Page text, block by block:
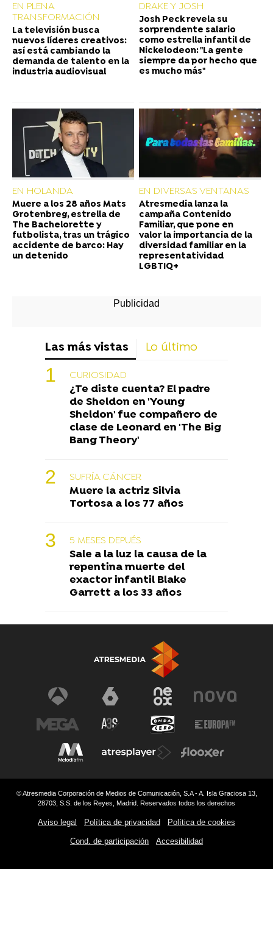
EN PLENA
TRANSFORMACIÓN
La televisión busca
nuevos líderes creativos:
así está cambiando la
demanda de talento en la
industria audiovisual
DRAKE Y JOSH
Josh Peck revela su
sorprendente salario
como estrella infantil de
Nickelodeon: "La gente
siempre da por hecho que
es mucho más"
EN HOLANDA
Muere a los 28 años Mats
Grotenbreg, estrella de
The Bachelorette y
futbolista, tras un trágico
accidente de barco: Hay
un detenido
EN DIVERSAS VENTANAS
Atresmedia lanza la
campaña Contenido
Familiar, que pone en
valor la importancia de la
diversidad familiar en la
representatividad
LGBTIQ+
Las más vistas Lo último
CURIOSIDAD
¿Te diste cuenta? El padre
de Sheldon en 'Young
Sheldon' fue compañero de
clase de Leonard en 'The Big
Bang Theory'
SUFRÍA CÁNCER
Muere la actriz Silvia
Tortosa a los 77 años
5 MESES DEPUÉS
Sale a la luz la causa de la
repentina muerte del
exactor infantil Blake
Garrett a los 33 años
© Atresmedia Corporación de Medios de Comunicación, S.A - A. Isla Graciosa 13,
28703, S.S. de los Reyes, Madrid. Reservados todos los derechos
Aviso legal Política de privacidad Política de cookies
Cond. de participación Accesibilidad